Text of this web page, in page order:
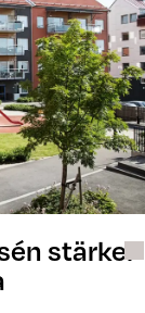
stärker